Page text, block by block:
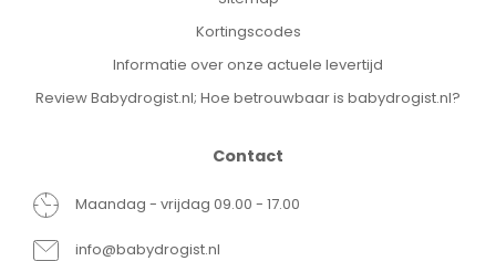
Kortingscodes
Informatie over onze actuele levertijd
Review Babydrogist.nl; Hoe betrouwbaar is babydrogist.nl?
Contact
Maandag - vrijdag 09.00 - 17.00
info@babydrogist.nl